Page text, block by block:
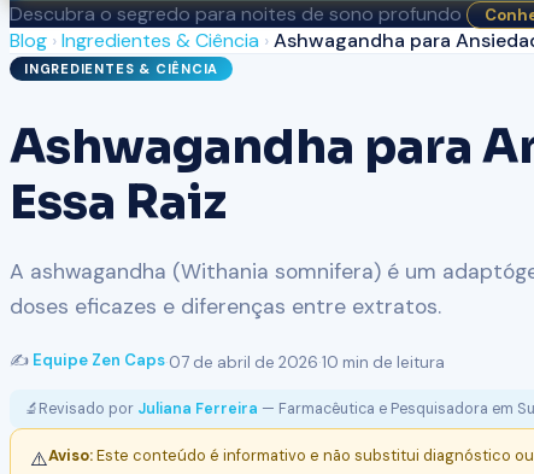
Descubra o segredo para noites de sono profundo
Blog ›Ingredientes & Ciência ›Ashwagandha para
INGREDIENTES & CIÊNCIA
Ashwagandha para
Essa Raiz
A ashwagandha (Withania somnifera) é um
doses eficazes e diferenças entre extratos.
✍️ Equipe Zen Caps·07 de abril de 2026·10 min de leitura
🔬Revisado por Juliana Ferreira — Farmacêutica e Pesquisadora em
⚠️Aviso:Este conteúdo é informativo e não substitui diagnóstico